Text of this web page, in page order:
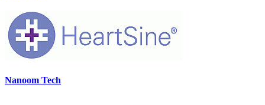
Nanoom Tech